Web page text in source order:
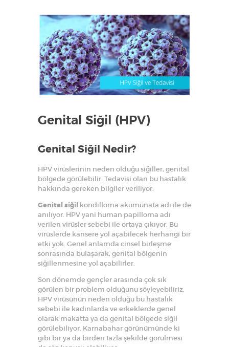
Genital Siğil (HPV)
Genital Siğil Nedir?
HPV virüslerinin neden olduğu siğiller, genital
bölgede görülebilir. Tedavisi olan bu hastalık
hakkında gereken bilgiler veriliyor.
Genital siğil kondilloma akümünata adı ile de
anılıyor. HPV yani human papilloma adı
verilen virüsler sebebi ile ortaya çıkıyor. Bu
virüslerde kansere yol açabilecek herhangi bir
etki yok. Genel anlamda cinsel birleşme
sonrasında bulaşarak, genital bölgenin
siğillenmesine yol açabilirler.
Son dönemde gençler arasında çok sık
görülen bir problem olduğunu söyleyebiliriz.
HPV virüsünün neden olduğu bu hastalık
sebebi ile kadınlarda ve erkeklerde genel
olarak makatta ya da genital bölgede siğil
görülebiliyor. Karnabahar görünümünde ki
gibi bir ya da birden fazla şekilde görülmesi